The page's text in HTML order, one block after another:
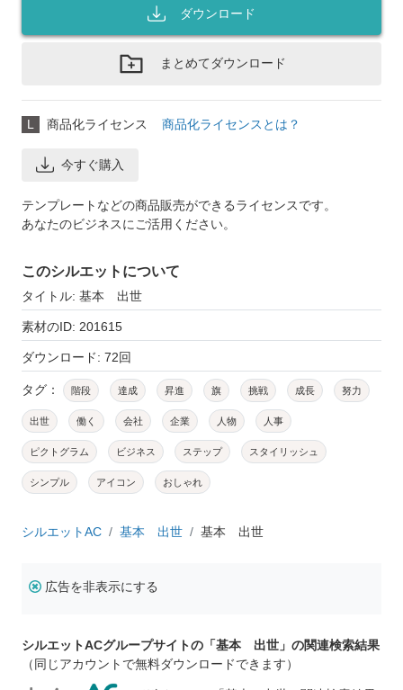
ダウンロード
まとめてダウンロード
L 商品化ライセンス 商品化ライセンスとは？
今すぐ購入
テンプレートなどの商品販売ができるライセンスです。
あなたのビジネスにご活用ください。
このシルエットについて
タイトル: 基本 出世
素材のID: 201615
ダウンロード: 72回
タグ： 階段 達成 昇進 旗 挑戦 成長 努力
出世 働く 会社 企業 人物 人事
ピクトグラム ビジネス ステップ スタイリッシュ
シンプル アイコン おしゃれ
シルエットAC 基本 出世 基本 出世
広告を非表示にする
シルエットACグループサイトの「基本 出世」の関連検索結果
（同じアカウントで無料ダウンロードできます）